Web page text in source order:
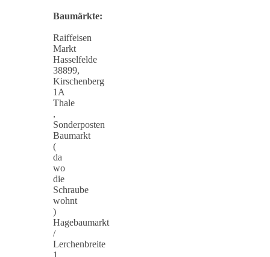
Baumärkte:
Raiffeisen
Markt
Hasselfelde
38899,
Kirschenberg
1A
Thale
,
Sonderposten
Baumarkt
(
da
wo
die
Schraube
wohnt
)
Hagebaumarkt
/
Lerchenbreite
1,